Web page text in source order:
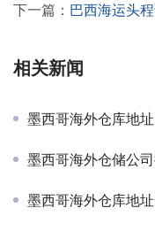
下一篇： 巴西海运头程详
相关新闻
墨西哥海外仓库地址：如何
墨西哥海外仓储公司排名榜
墨西哥海外仓库地址全